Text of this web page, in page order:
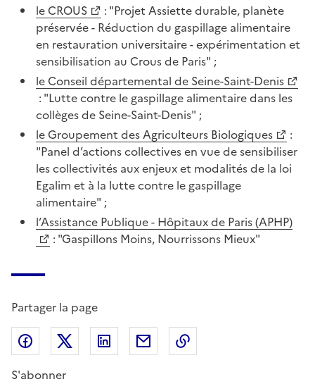
le CROUS
: "Projet Assiette durable, planète
préservée - Réduction du gaspillage alimentaire
en restauration universitaire - expérimentation et
sensibilisation au Crous de Paris" ;
le Conseil départemental de Seine-Saint-Denis
: "Lutte contre le gaspillage alimentaire dans les
collèges de Seine-Saint-Denis" ;
le Groupement des Agriculteurs Biologiques
:
"Panel d’actions collectives en vue de sensibiliser
les collectivités aux enjeux et modalités de la loi
Egalim et à la lutte contre le gaspillage
alimentaire" ;
l’Assistance Publique - Hôpitaux de Paris (APHP)
: "Gaspillons Moins, Nourrissons Mieux"
Partager la page
Partager sur Facebook
Partager sur X (anciennement Twitter)
Partager sur LinkedIn
Partager par email
S'abonner